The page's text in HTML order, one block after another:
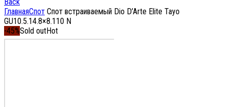
Back
ГлавнаяСпот Спот встраиваемый Dio D’Arte Elite Tayo
GU10.5.14.8×8.110 N
-45%Sold outHot